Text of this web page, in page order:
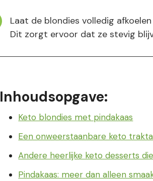
Laat de blondies volledig
Dit zorgt ervoor dat ze stevig
Inhoudsopgave:
Keto blondies met pindakaas
Een onweerstaanbare keto
Andere heerlijke keto desserts
Pindakaas: meer dan alleen